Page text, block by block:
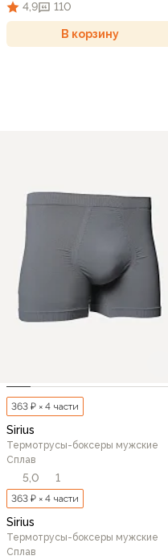
4,9 110
В корзину
363 ₽ × 4 части
Sirius
Термотрусы-боксеры мужские
Сплав
5,0 1
363 ₽ × 4 части
Sirius
Термотрусы-боксеры мужские
Сплав